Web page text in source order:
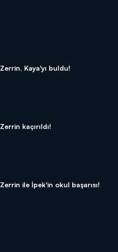
Zerrin, Kaya'yı buldu!
Zerrin kaçırıldı!
Zerrin ile İpek'in okul başarısı!